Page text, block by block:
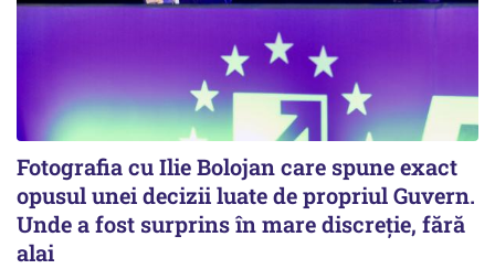
Fotografia cu Ilie Bolojan care spune exact
opusul unei decizii luate de propriul Guvern.
Unde a fost surprins în mare discreție, fără
alai